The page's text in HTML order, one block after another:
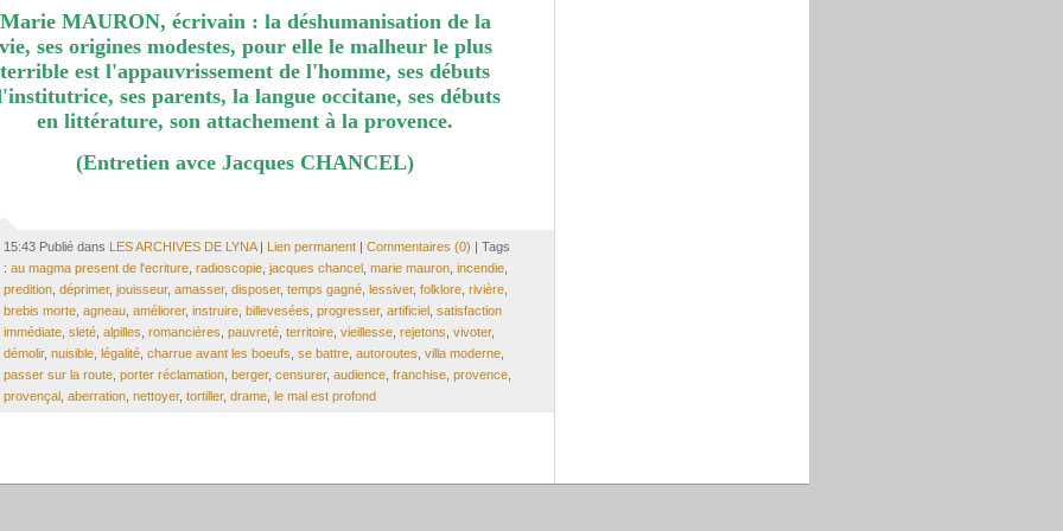
Marie MAURON, écrivain : la déshumanisation de la
ses origines modestes, pour elle le malheur le plus
terrible est l'appauvrissement de l'homme, ses débuts
ses parents, la langue occitane, ses débuts
en littérature, son attachement à la provence.
(Entretien avce Jacques CHANCEL)
15:43 Publié dans LES ARCHIVES DE LYNA| Lien permanent| Commentaires (0) | Tags
: au magma present de l'ecriture, radioscopie, jacques chancel, marie mauron, incendie,
predition, déprimer, jouisseur, amasser, disposer, temps gagné, lessiver, folklore, rivière,
brebis morte, agneau, améliorer, instruire, billevesées progresser, artificiel, satisfaction
immédiate, sleté, alpilles romancières pauvreté, territoire, vieillesse, rejetons vivoter,
démolir, nuisible, légalité, charrue avant les boeufs se battre, autoroutes villa moderne,
passer sur la route, porter réclamation, berger, censurer, audience, franchise, provence,
provençal, aberration, nettoyer, tortiller, drame, le mal est profond